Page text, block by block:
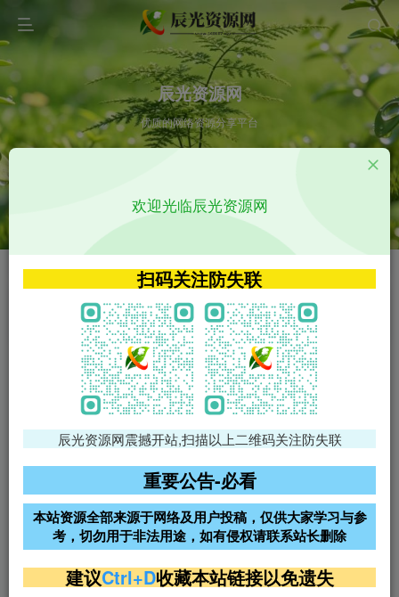
辰光资源网
优质的网络资源分享平台
VIP特权介绍 APP源码
VIP特权介绍
火
VIP特权介绍
影视源码
影视源码
免费领支付宝红包
腾讯轻量4核4G3M服务器38元/
阿里云2核2G200M服务器68元/
年
雨云高防免备案服务器
超低价文字广告位招租 超低价文字广告位招租
欢迎光临辰光资源网
扫码关注防失联
辰光资源网震撼开站,扫描以上二维码关注防失联
重要公告-必看
本站资源全部来源于网络及用户投稿，仅供大家学习与参
考，切勿用于非法用途，如有侵权请联系站长删除
建议Ctrl+D收藏本站链接以免遗失